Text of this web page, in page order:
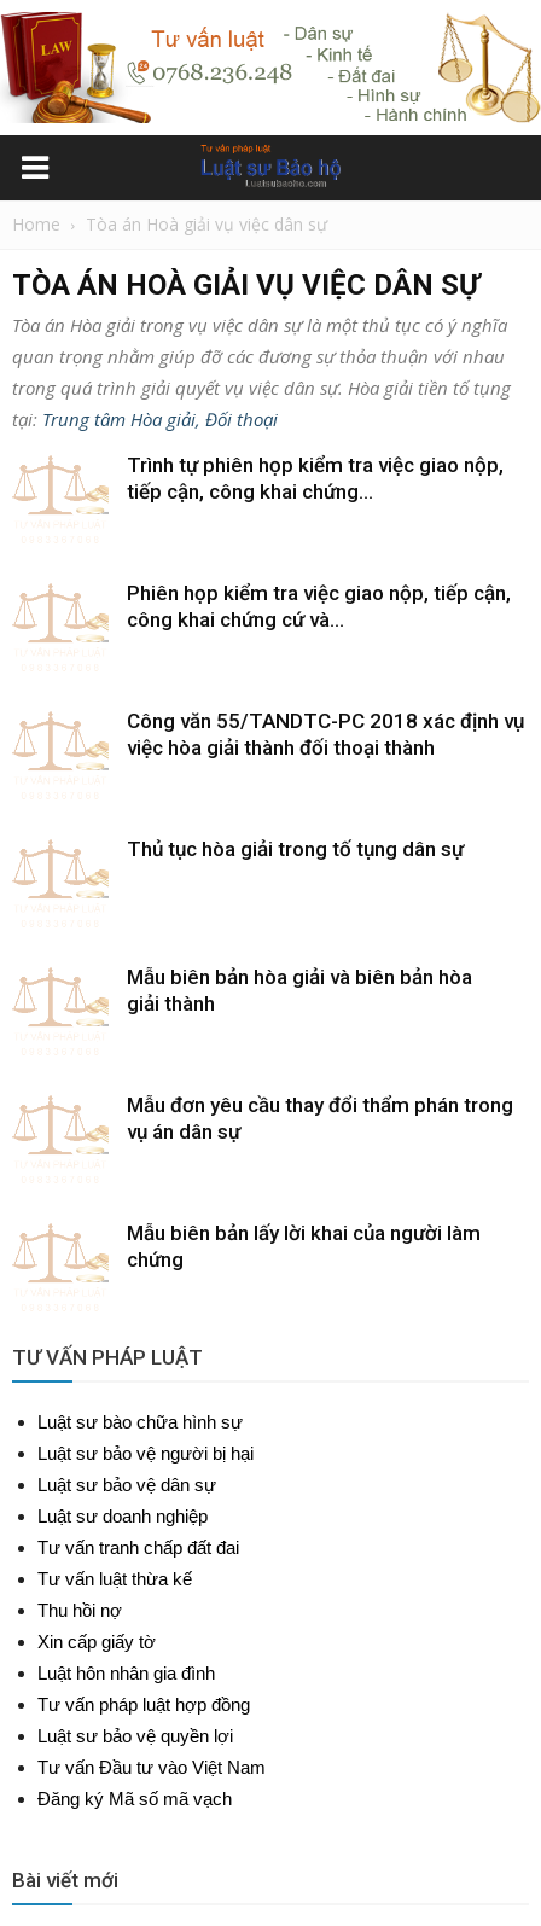
Home Tòa án Hoà giải vụ việc dân sự
TÒA ÁN HOÀ GIẢI VỤ VIỆC DÂN SỰ
Tòa án Hòa giải trong vụ việc dân sự là một thủ tục có ý nghĩa
quan trọng nhằm giúp đỡ các đương sự thỏa thuận với nhau
trong quá trình giải quyết vụ việc dân sự. Hòa giải tiền tố tụng
tại: Trung tâm Hòa giải, Đối thoại
Trình tự phiên họp kiểm tra việc giao nộp,
tiếp cận, công khai chứng...
Phiên họp kiểm tra việc giao nộp, tiếp cận,
công khai chứng cứ và...
Công văn 55/TANDTC-PC 2018 xác định vụ
việc hòa giải thành đối thoại thành
Thủ tục hòa giải trong tố tụng dân sự
Mẫu biên bản hòa giải và biên bản hòa
giải thành
Mẫu đơn yêu cầu thay đổi thẩm phán trong
vụ án dân sự
Mẫu biên bản lấy lời khai của người làm
chứng
TƯ VẤN PHÁP LUẬT
Luật sư bào chữa hình sự
Luật sư bảo vệ người bị hại
Luật sư bảo vệ dân sự
Luật sư doanh nghiệp
Tư vấn tranh chấp đất đai
Tư vấn luật thừa kế
Thu hồi nợ
Xin cấp giấy tờ
Luật hôn nhân gia đình
Tư vấn pháp luật hợp đồng
Luật sư bảo vệ quyền lợi
Tư vấn Đầu tư vào Việt Nam
Đăng ký Mã số mã vạch
Bài viết mới